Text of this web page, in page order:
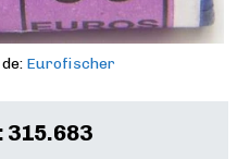
Eurofischer
315.683